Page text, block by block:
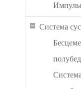
Система